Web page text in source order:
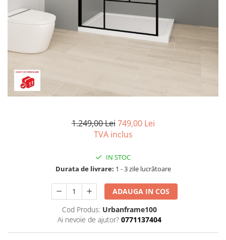
Rezervore incastrate
Clapete de actionare
Rezervoare aparente
Mobilier Baie
Seturi de mobilier si lavoar
Dulapuri de baie
Rafturi incastrate
Accesorii pentru mobila
1.249,00 Lei 749,00 Lei
TVA inclus
IN STOC
Durata de livrare: 1 - 3 zile lucrătoare
ADAUGA IN COS
Cod Produs: Urbanframe100
Ai nevoie de ajutor? 0771137404